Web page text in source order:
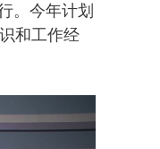
。今年计划
和工作经